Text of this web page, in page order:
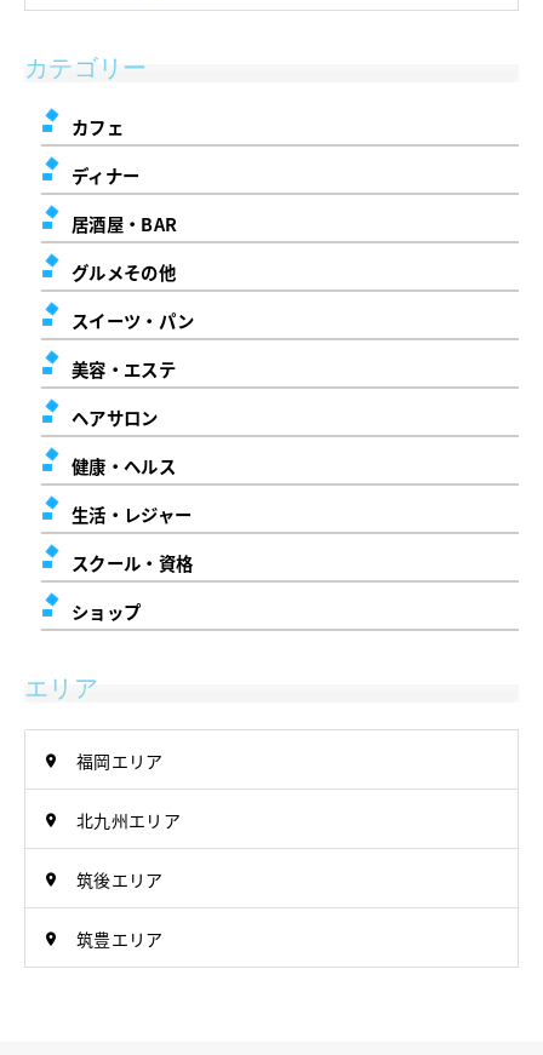
カテゴリー
カフェ
ディナー
居酒屋・BAR
グルメその他
スイーツ・パン
美容・エステ
ヘアサロン
健康・ヘルス
生活・レジャー
スクール・資格
ショップ
エリア
福岡エリア
北九州エリア
筑後エリア
筑豊エリア